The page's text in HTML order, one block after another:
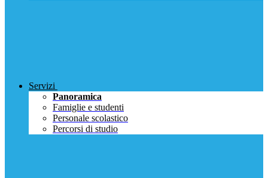
Servizi
Panoramica
Famiglie e studenti
Personale scolastico
Percorsi di studio